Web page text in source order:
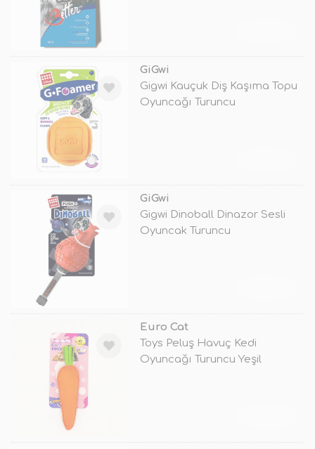
GiGwi
Gigwi Kauçuk Diş Kaşıma Topu
Oyuncağı Turuncu
GiGwi
Gigwi Dinoball Dinazor Sesli
Oyuncak Turuncu
Euro Cat
Toys Peluş Havuç Kedi
Oyuncağı Turuncu Yeşil